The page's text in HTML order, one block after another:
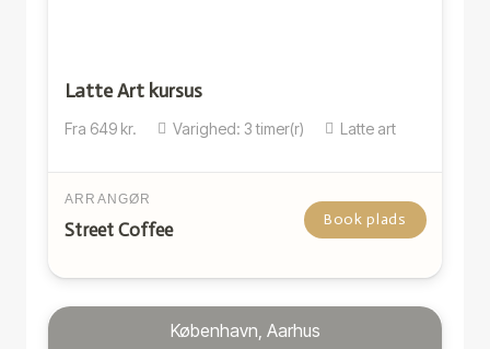
Latte Art kursus
Fra 649 kr. Varighed: 3timer(r) Latte art
ARRANGØR
Street Coffee Book plads
København, Aarhus